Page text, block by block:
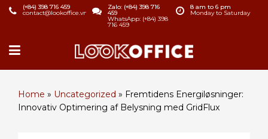
8 am to 6 pm
Monday to Saturday
Zalo: (+84) 398 716
459
WhatsApp: (+84) 398
716 459
(+84) 398 716 459
contact@lookoffice.vn
Home » Uncategorized » Fremtidens Energiløsninger:
Innovativ Optimering af Belysning med GridFlux